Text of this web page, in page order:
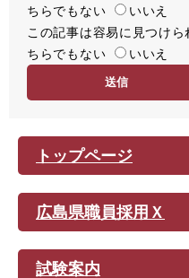
足
度
ちらでもない
いいえ
容
易
この記事は容易に見つけ
ちらでもない
いいえ
トップページ
広島県職員採用Ｘ
試験案内